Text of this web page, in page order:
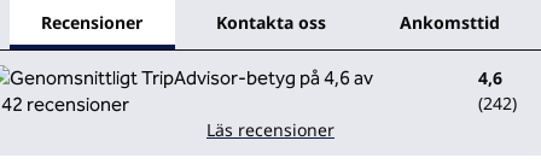
Recensioner Kontakta oss Ankomsttid
4,6
(242)
Läs recensioner